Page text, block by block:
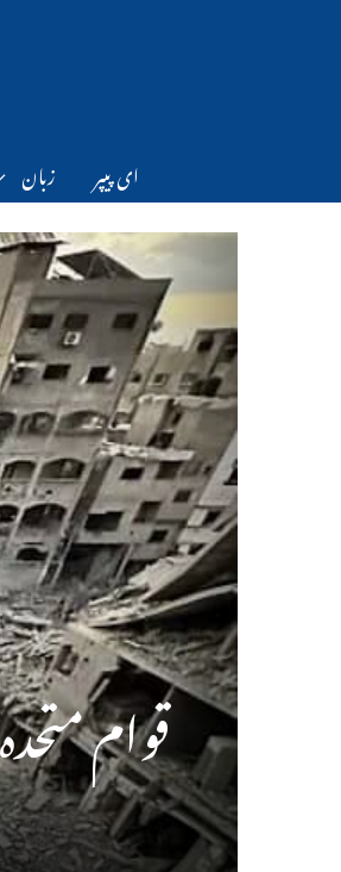
ای پیپر زبان
قوام